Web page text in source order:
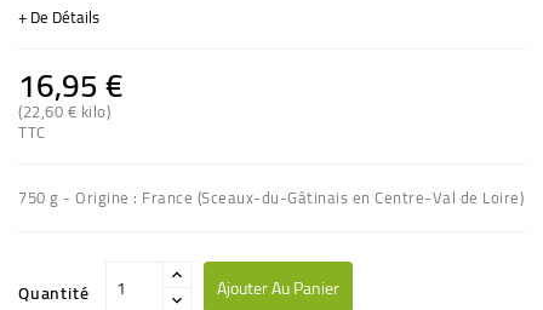
+ De Détails
16,95 €
(22,60 € kilo)
TTC
750 g - Origine : France (Sceaux-du-Gâtinais en Centre-Val de Loire)
Quantité Ajouter Au Panier